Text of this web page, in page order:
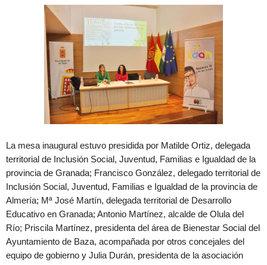
La mesa inaugural estuvo presidida por Matilde Ortiz, delegada
territorial de Inclusión Social, Juventud, Familias e Igualdad de la
provincia de Granada; Francisco González, delegado territorial de
Inclusión Social, Juventud, Familias e Igualdad de la provincia de
Almería; Mª José Martín, delegada territorial de Desarrollo
Educativo en Granada; Antonio Martínez, alcalde de Olula del
Río; Priscila Martínez, presidenta del área de Bienestar Social del
Ayuntamiento de Baza, acompañada por otros concejales del
equipo de gobierno y Julia Durán, presidenta de la asociación